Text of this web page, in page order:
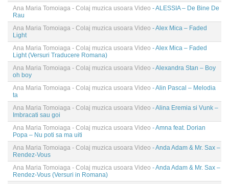
Ana Maria Tomoiaga - Colaj muzica usoara Video - ALESSIA – De Bine De
Rau
Ana Maria Tomoiaga - Colaj muzica usoara Video - Alex Mica – Faded
Light
Ana Maria Tomoiaga - Colaj muzica usoara Video - Alex Mica – Faded
Light (Versuri Traducere Romana)
Ana Maria Tomoiaga - Colaj muzica usoara Video - Alexandra Stan – Boy
oh boy
Ana Maria Tomoiaga - Colaj muzica usoara Video - Alin Pascal – Melodia
ta
Ana Maria Tomoiaga - Colaj muzica usoara Video - Alina Eremia si Vunk –
Imbracati sau goi
Ana Maria Tomoiaga - Colaj muzica usoara Video - Amna feat. Dorian
Popa – Nu poti sa ma uiti
Ana Maria Tomoiaga - Colaj muzica usoara Video - Anda Adam & Mr. Sax –
Rendez-Vous
Ana Maria Tomoiaga - Colaj muzica usoara Video - Anda Adam & Mr. Sax –
Rendez-Vous (Versuri in Romana)